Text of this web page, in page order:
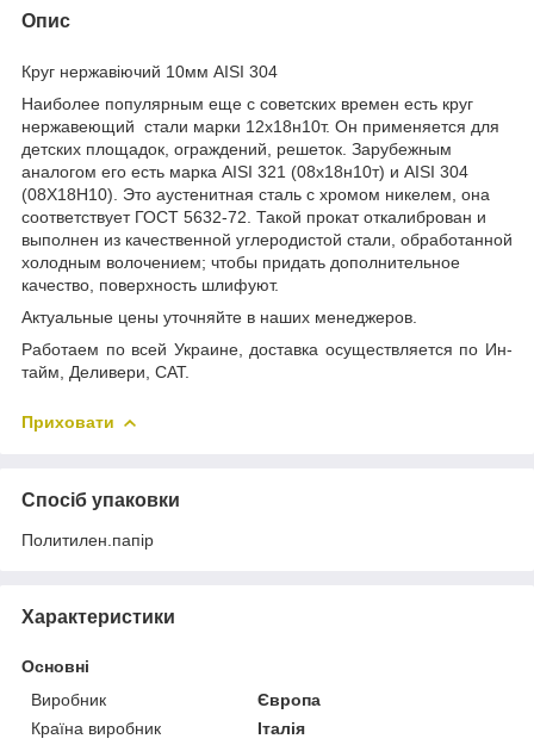
Опис
Круг нержавіючий 10мм AISI 304
Наиболее популярным еще с советских времен есть круг
нержавеющий стали марки 12х18н10т. Он применяется для
детских площадок, ограждений, решеток. Зарубежным
аналогом его есть марка AISI 321 (08х18н10т) и AISI 304
(08Х18Н10). Это аустенитная сталь с хромом никелем, она
соответствует ГОСТ 5632-72. Такой прокат откалиброван и
выполнен из качественной углеродистой стали, обработанной
холодным волочением; чтобы придать дополнительное
качество, поверхность шлифуют.
Актуальные цены уточняйте в наших менеджеров.
Работаем по всей Украине, доставка осуществляется по Ин-
тайм, Деливери, САТ.
Приховати
Спосіб упаковки
Политилен.папір
Характеристики
Основні
Виробник
Європа
Країна виробник
Італія